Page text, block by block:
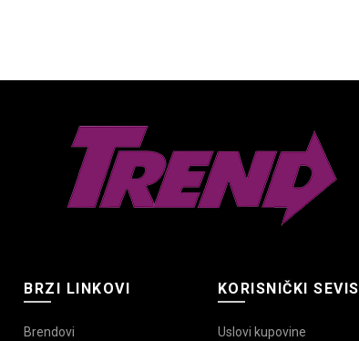
BRZI LINKOVI
Brendovi
KORISNIČKI SEVIS
Uslovi kupovine